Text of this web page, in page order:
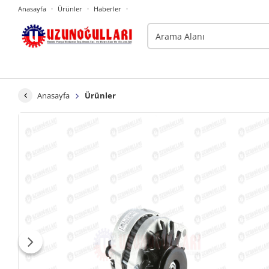
Anasayfa Ürünler Haberler
Anasayfa Ürünler